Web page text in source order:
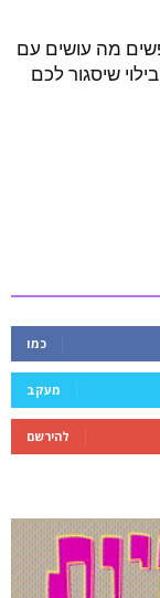
מה עושים עם
שיסגור לכם
כמו
מעקב
להירשם